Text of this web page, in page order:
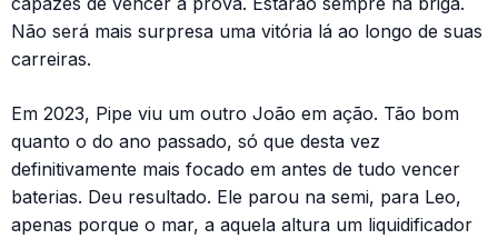
Não será mais surpresa uma vitória lá ao longo de suas
carreiras.
Em 2023, Pipe viu um outro João em ação. Tão bom
quanto o do ano passado, só que desta vez
definitivamente mais focado em antes de tudo vencer
baterias. Deu resultado. Ele parou na semi, para Leo,
apenas porque o mar, a aquela altura um liquidificador